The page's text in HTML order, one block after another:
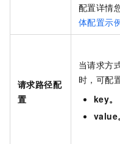
配置详情
体配置示
请求路径配
置
当请求方
时，可配
key。
value。